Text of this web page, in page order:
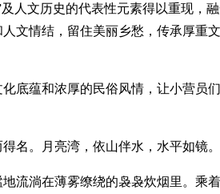
人文历史的代表性元素得以重现，
文情结，留住美丽乡愁，传承厚重
底蕴和浓厚的民俗风情，让小营员
名。月亮湾，依山伴水，水平如镜。
流淌在薄雾缭绕的袅袅炊烟里。乘